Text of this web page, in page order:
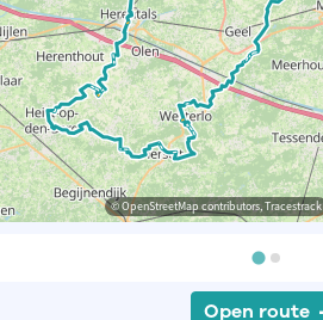
© OpenStreetMap contributors, Tracestrack
Open route